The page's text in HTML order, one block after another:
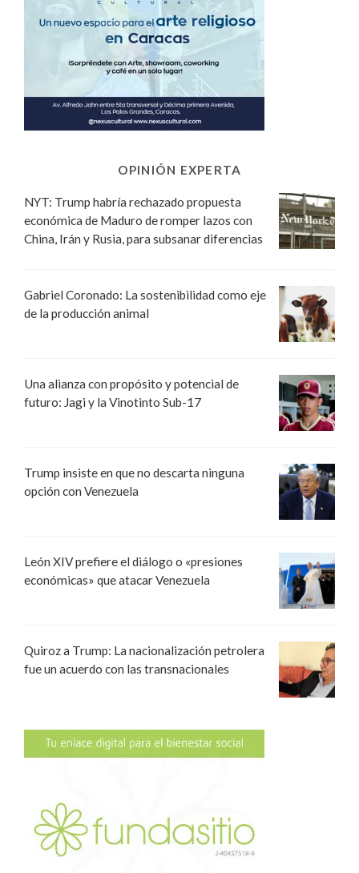
OPINIÓN EXPERTA
NYT: Trump habría rechazado propuesta
económica de Maduro de romper lazos con
China, Irán y Rusia, para subsanar diferencias
Gabriel Coronado: La sostenibilidad como eje
de la producción animal
Una alianza con propósito y potencial de
futuro: Jagi y la Vinotinto Sub-17
Trump insiste en que no descarta ninguna
opción con Venezuela
León XIV prefiere el diálogo o «presiones
económicas» que atacar Venezuela
Quiroz a Trump: La nacionalización petrolera
fue un acuerdo con las transnacionales